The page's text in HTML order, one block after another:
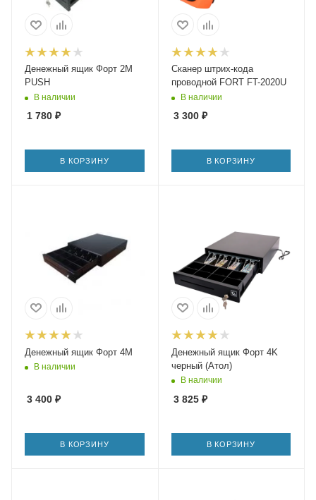
Денежный ящик Форт 2M
PUSH
В наличии
1 780 ₽
В КОРЗИНУ
Сканер штрих-кода
проводной FORT FT-2020U
В наличии
3 300₽
В КОРЗИНУ
Денежный ящик Форт 4М
В наличии
3 400 ₽
В КОРЗИНУ
Денежный ящик Форт 4K
черный (Атол)
В наличии
3 825₽
В КОРЗИНУ